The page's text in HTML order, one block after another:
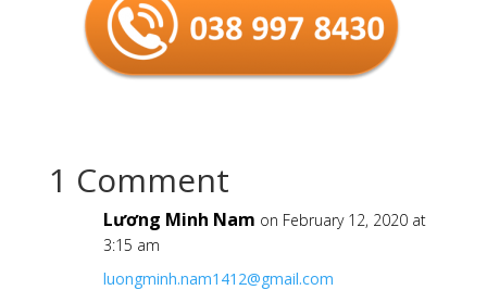
1 Comment
Lương Minh Nam on February 12, 2020 at
3:15 am
luongminh.nam1412@gmail.com